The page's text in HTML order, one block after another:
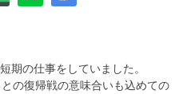
期の仕事をしていました。
の復帰戦の意味合いも込めての